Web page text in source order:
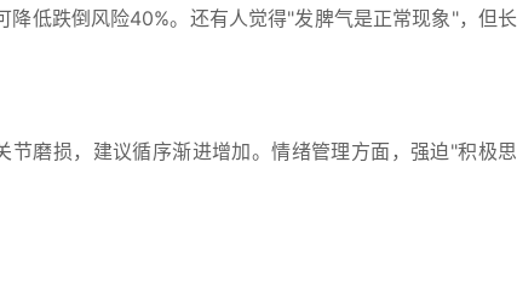
低跌倒风险40%。还有人觉得"发脾气是正常现象"，但长
磨损，建议循序渐进增加。情绪管理方面，强迫"积极思